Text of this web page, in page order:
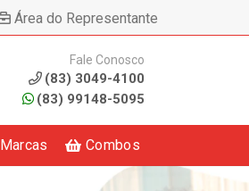
Área do Representante
Fale Conosco
(83) 3049-4100
(83) 99148-5095
Marcas Combos